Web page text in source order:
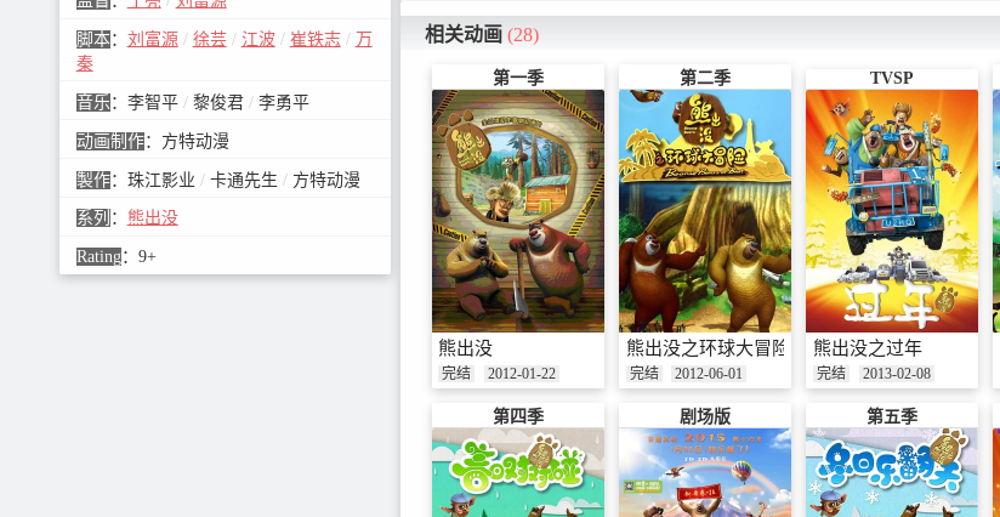
脚本： 刘富源 / 徐芸 / 江波 / 崔铁志 / 万
秦
音乐 ： 李智平 /黎俊君 /李勇平
动画制作： 方特动漫
製作： 珠江影业 /卡通先生 /方特动漫
系列 ： 熊出没
Rating： 9+
相关动画(28)
第一季
熊出没
完结 2012-01-22
第二季
熊出没之环球大冒险
完结 2012-06-01
TVSP
熊出没之过年
完结 2013-02-08
第四季 剧场版 第五季